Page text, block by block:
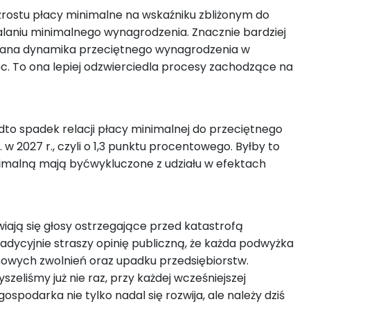
płacy minimalne na wskaźniku zbliżonym do
minimalnego wynagrodzenia. Znacznie bardziej
dynamika przeciętnego wynagrodzenia w
To ona lepiej odzwierciedla procesy zachodzące na
spadek relacji płacy minimalnej do przeciętnego
2027 r., czyli o 1,3 punktu procentowego. Byłby to
mają byćwykluczone z udziału w efektach
się głosy ostrzegające przed katastrofą
straszy opinię publiczną, że każda podwyżka
zwolnień oraz upadku przedsiębiorstw.
już nie raz, przy każdej wcześniejszej
nie tylko nadal się rozwija, ale należy dziś